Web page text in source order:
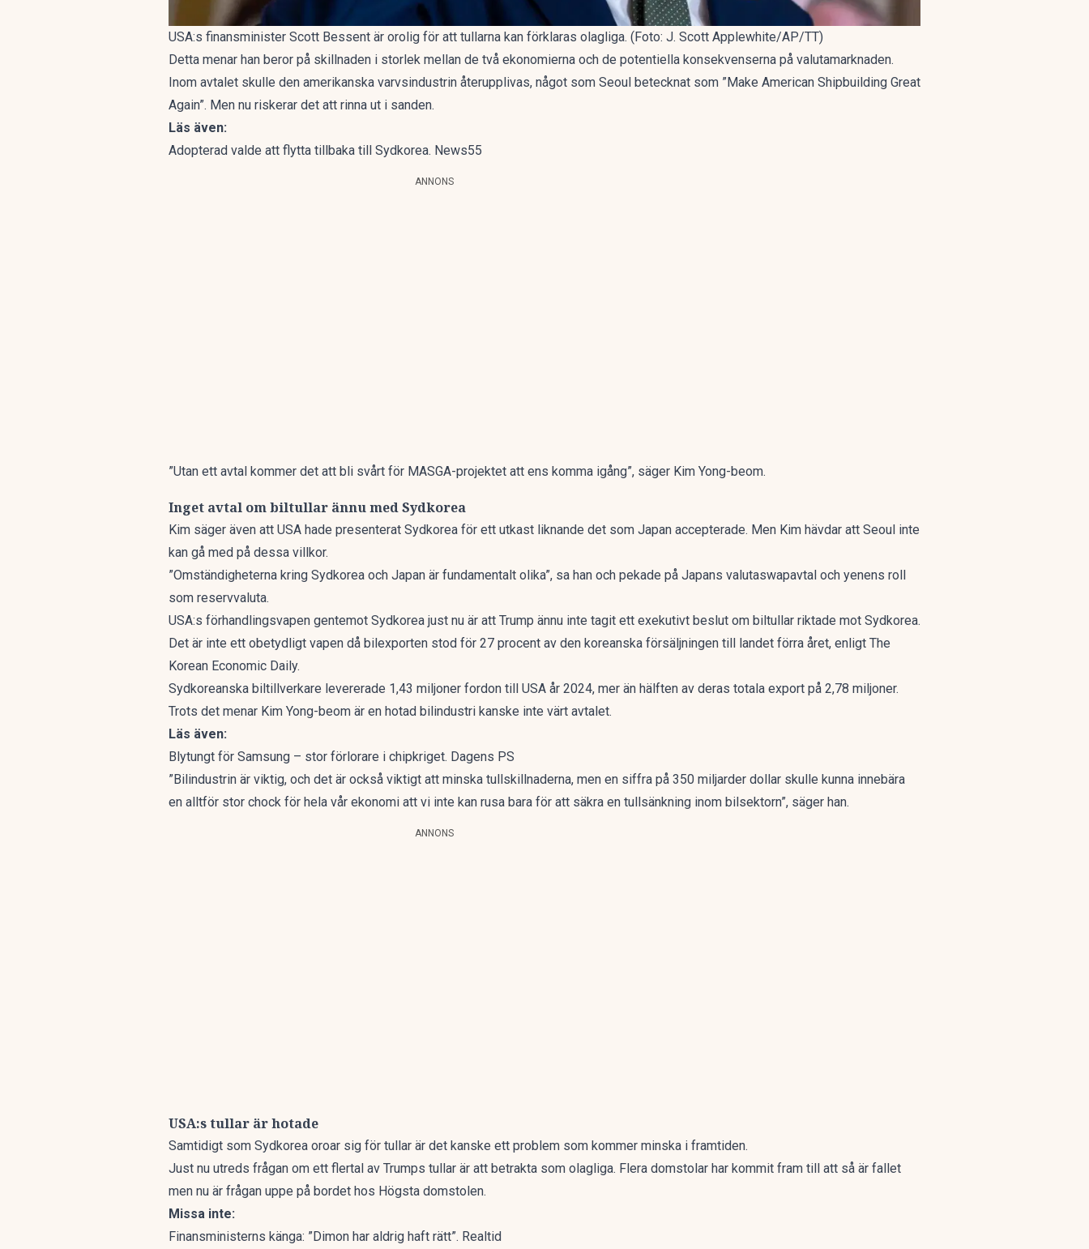
USA:s finansminister Scott Bessent är orolig för att tullarna kan förklaras olagliga. (Foto: J. Scott Applewhite/AP/TT)
Detta menar han beror på skillnaden i storlek mellan de två ekonomierna och de potentiella konsekvenserna på valutamarknaden.
Inom avtalet skulle den amerikanska varvsindustrin återupplivas, något som Seoul betecknat som ”Make American Shipbuilding Great
Again”. Men nu riskerar det att rinna ut i sanden.
Läs även:
Adopterad valde att flytta tillbaka till Sydkorea. News55
ANNONS
”Utan ett avtal kommer det att bli svårt för MASGA-projektet att ens komma igång”, säger Kim Yong-beom.
Inget avtal om biltullar ännu med Sydkorea
Kim säger även att USA hade presenterat Sydkorea för ett utkast liknande det som Japan accepterade. Men Kim hävdar att Seoul inte
kan gå med på dessa villkor.
”Omständigheterna kring Sydkorea och Japan är fundamentalt olika”, sa han och pekade på Japans valutaswapavtal och yenens roll
som reservvaluta.
USA:s förhandlingsvapen gentemot Sydkorea just nu är att Trump ännu inte tagit ett exekutivt beslut om biltullar riktade mot Sydkorea.
Det är inte ett obetydligt vapen då bilexporten stod för 27 procent av den koreanska försäljningen till landet förra året, enligt The
Korean Economic Daily.
Sydkoreanska biltillverkare levererade 1,43 miljoner fordon till USA år 2024, mer än hälften av deras totala export på 2,78 miljoner.
Trots det menar Kim Yong-beom är en hotad bilindustri kanske inte värt avtalet.
Läs även:
Blytungt för Samsung – stor förlorare i chipkriget. Dagens PS
”Bilindustrin är viktig, och det är också viktigt att minska tullskillnaderna, men en siffra på 350 miljarder dollar skulle kunna innebära
en alltför stor chock för hela vår ekonomi att vi inte kan rusa bara för att säkra en tullsänkning inom bilsektorn”, säger han.
ANNONS
USA:s tullar är hotade
Samtidigt som Sydkorea oroar sig för tullar är det kanske ett problem som kommer minska i framtiden.
Just nu utreds frågan om ett flertal av Trumps tullar är att betrakta som olagliga. Flera domstolar har kommit fram till att så är fallet
men nu är frågan uppe på bordet hos Högsta domstolen.
Missa inte:
Finansministerns känga: ”Dimon har aldrig haft rätt”. Realtid